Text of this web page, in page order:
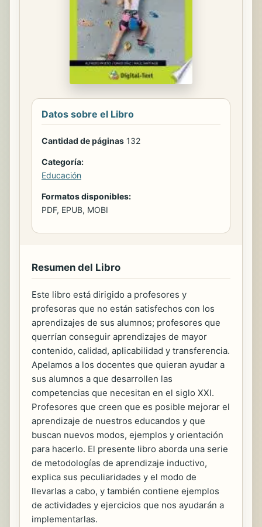
Datos sobre el Libro
Cantidad de páginas 132
Categoría:
Educación
Formatos disponibles:
PDF, EPUB, MOBI
Resumen del Libro
Este libro está dirigido a profesores y
profesoras que no están satisfechos con los
aprendizajes de sus alumnos; profesores que
querrían conseguir aprendizajes de mayor
contenido, calidad, aplicabilidad y transferencia.
Apelamos a los docentes que quieran ayudar a
sus alumnos a que desarrollen las
competencias que necesitan en el siglo XXI.
Profesores que creen que es posible mejorar el
aprendizaje de nuestros educandos y que
buscan nuevos modos, ejemplos y orientación
para hacerlo. El presente libro aborda una serie
de metodologías de aprendizaje inductivo,
explica sus peculiaridades y el modo de
llevarlas a cabo, y también contiene ejemplos
de actividades y ejercicios que nos ayudarán a
implementarlas.